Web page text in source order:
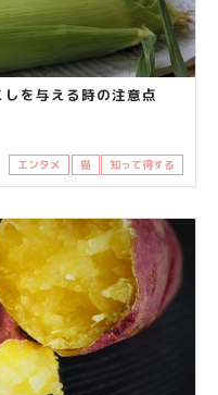
を与える時の注意点
エンタメ 猫 知って得する